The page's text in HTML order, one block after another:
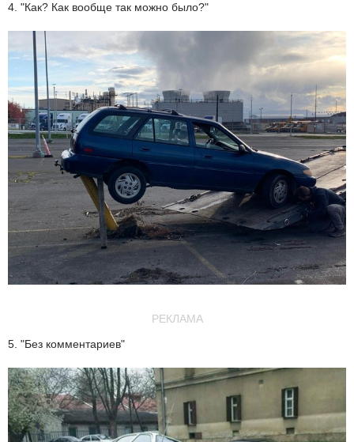
4. "Как? Как вообще так можно было?"
РЕКЛАМА
5. "Без комментариев"